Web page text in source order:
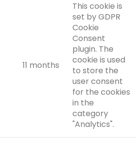
11 months
This cookie is
set by GDPR
Cookie
Consent
plugin. The
cookie is used
to store the
user consent
for the cookies
in the
category
"Analytics".